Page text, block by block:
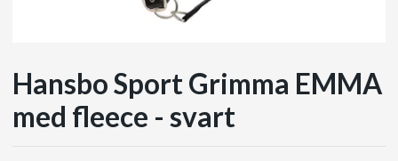
Hansbo Sport Grimma EMMA
med fleece - svart